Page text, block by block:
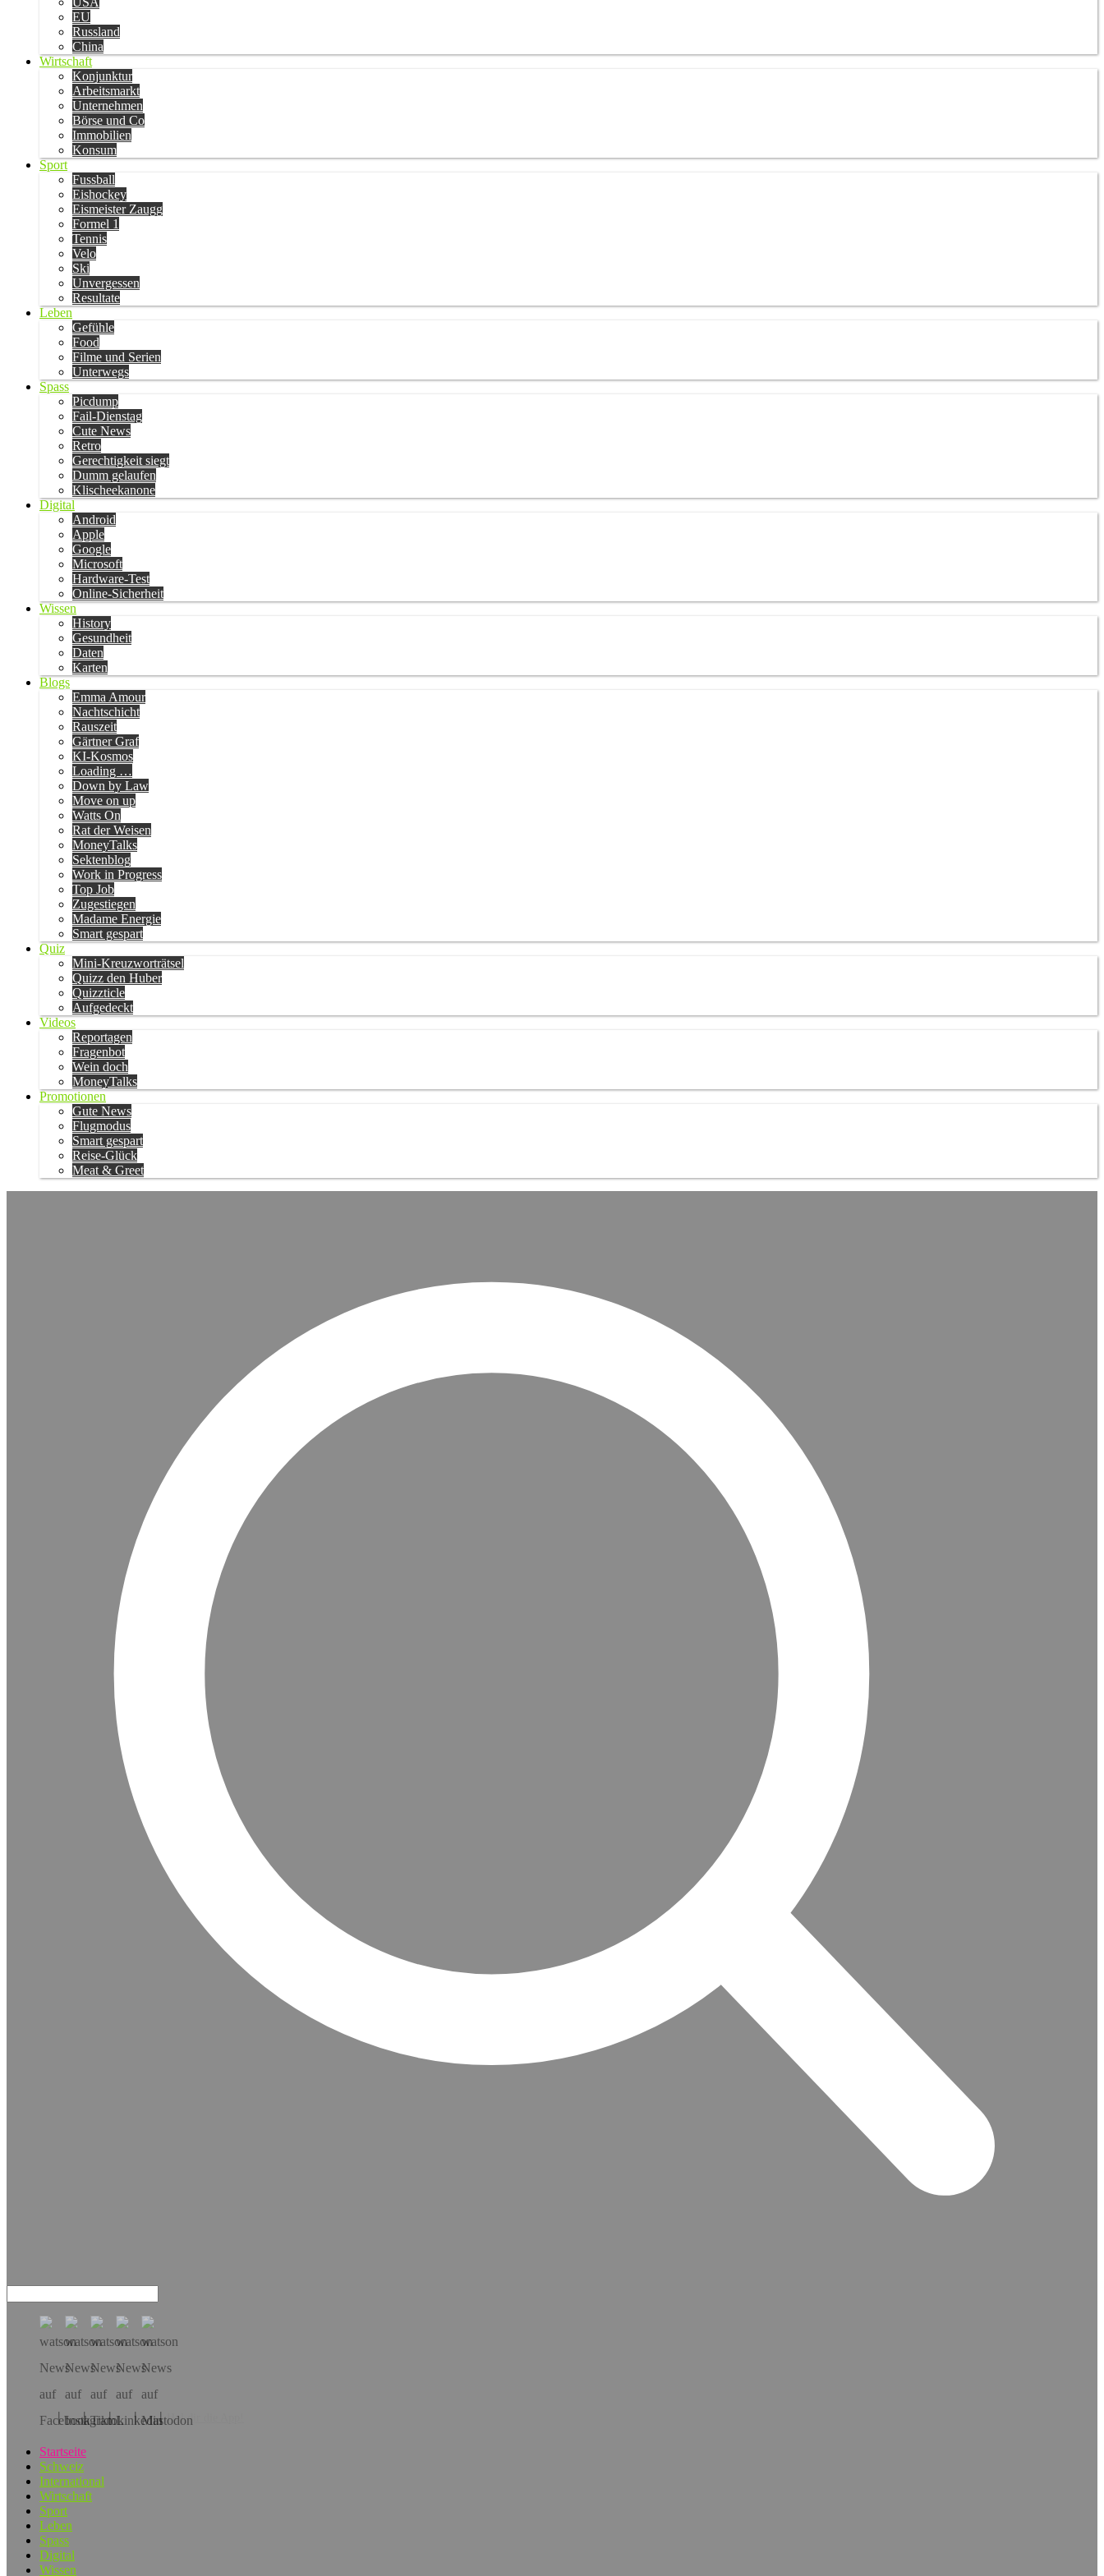
EU
Russland
China
Wirtschaft
Konjunktur
Arbeitsmarkt
Unternehmen
Börse und Co
Immobilien
Konsum
Sport
Fussball
Eishockey
Eismeister Zaugg
Formel 1
Tennis
Velo
Ski
Unvergessen
Resultate
Leben
Gefühle
Food
Filme und Serien
Unterwegs
Spass
Picdump
Fail-Dienstag
Cute News
Retro
Gerechtigkeit siegt
Dumm gelaufen
Klischeekanone
Digital
Android
Apple
Google
Microsoft
Hardware-Test
Online-Sicherheit
Wissen
History
Gesundheit
Daten
Karten
Blogs
Emma Amour
Nachtschicht
Rauszeit
Gärtner Graf
KI-Kosmos
Loading …
Down by Law
Move on up
Watts On
Rat der Weisen
MoneyTalks
Sektenblog
Work in Progress
Top Job
Zugestiegen
Madame Energie
Smart gespart
Quiz
Mini-Kreuzworträtsel
Quizz den Huber
Quizzticle
Aufgedeckt
Videos
Reportagen
Fragenbot
Wein doch
MoneyTalks
Promotionen
Gute News
Flugmodus
Smart gespart
Reise-Glück
Meat & Greet
Hol dir die App!
Startseite
Schweiz
International
Wirtschaft
Sport
Leben
Spass
Digital
Wissen